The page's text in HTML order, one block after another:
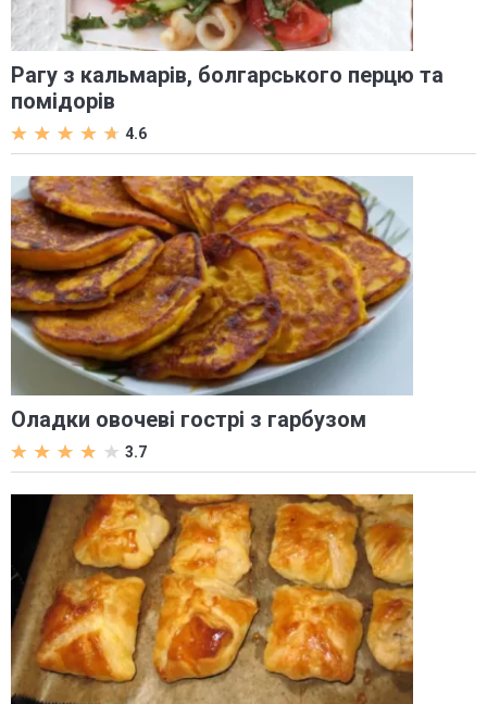
Рагу з кальмарів, болгарського перцю та
помідорів
4.6
Оладки овочеві гострі з гарбузом
3.7